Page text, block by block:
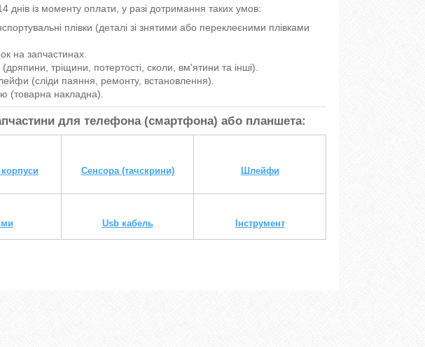
днів із моменту оплати, у разі дотримання таких умов:
плівки (деталі зі знятими або переклеєними плівками
на запчастинах.
тріщини, потертості, сколи, вм'ятини та інші).
(сліди паяння, ремонту, встановлення).
(товарна накладна).
для телефона (смартфона) або планшета:
Сенсора (тачскрини) Шлейфи
Usb кабель Інструмент